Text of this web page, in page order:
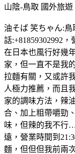
山陰-鳥取 國外旅遊
油そば 笑ちゃん:
話:+81859302992，
在日本也風行好幾
家，但一直不是我
拉麵有關，又或許
人極力推薦，而且
家的調味方法，辣
合、加上粗帶嚼勁
味，但辣的我不行
遠，營業時間到
麵，但但但我前兩